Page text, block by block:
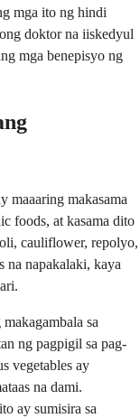
mga ito ng hindi
doktor na iiskedyul
mga benepisyo ng
maaaring makasama
foods, at kasama dito
cauliflower, repolyo,
na napakalaki, kaya
sa
ng pagpigil sa pag-
vegetables ay
na dami.
ay sumisira sa